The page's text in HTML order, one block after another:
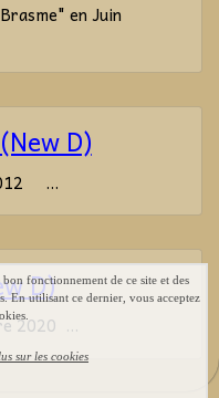
en Juin
D)
...
D)
2020 ...
bon fonctionnement de ce site et des
En utilisant ce dernier, vous acceptez
sur les cookies